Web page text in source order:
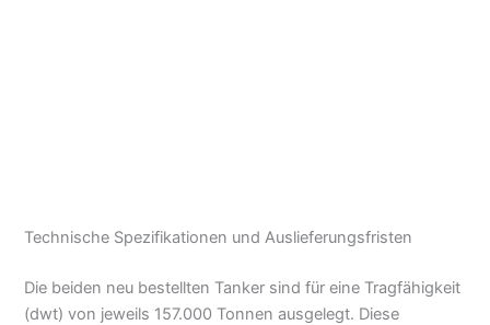
Technische Spezifikationen und Auslieferungsfristen
Die beiden neu bestellten Tanker sind für eine Tragfähigkeit
(dwt) von jeweils 157.000 Tonnen ausgelegt. Diese